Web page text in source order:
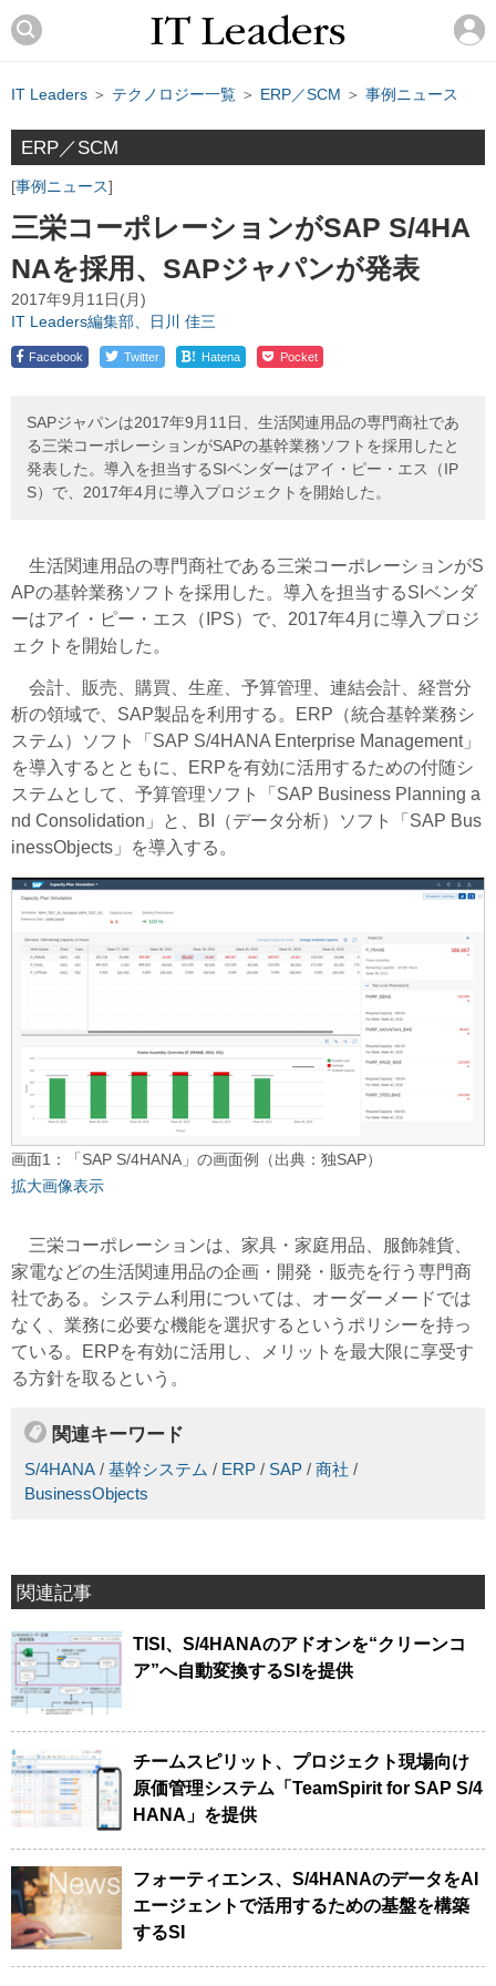
IT Leaders ＞ テクノロジー一覧 ＞ ERP／SCM ＞ 事例ニュース
ERP／SCM
事例ニュース
三栄コーポレーションがSAP S/4HA
NAを採用、SAPジャパンが発表
2017年9月11日(月)
IT Leaders編集部、日川 佳三
Facebook Twitter ! Hatena Pocket
SAPジャパンは2017年9月11日、生活関連用品の専門商社であ
る三栄コーポレーションがSAPの基幹業務ソフトを採用したと
発表した。導入を担当するSIベンダーはアイ・ピー・エス（IP
S）で、2017年4月に導入プロジェクトを開始した。
生活関連用品の専門商社である三栄コーポレーションがS
APの基幹業務ソフトを採用した。導入を担当するSIベンダ
ーはアイ・ピー・エス（IPS）で、2017年4月に導入プロジ
ェクトを開始した。
会計、販売、購買、生産、予算管理、連結会計、経営分
析の領域で、SAP製品を利用する。ERP（統合基幹業務シ
ステム）ソフト「SAP S/4HANA Enterprise Management」
を導入するとともに、ERPを有効に活用するための付随シ
ステムとして、予算管理ソフト「SAP Business Planning a
nd Consolidation」と、BI（データ分析）ソフト「SAP Bus
inessObjects」を導入する。
画面1：「SAP S/4HANA」の画面例（出典：独SAP）
拡大画像表示
三栄コーポレーションは、家具・家庭用品、服飾雑貨、
家電などの生活関連用品の企画・開発・販売を行う専門商
社である。システム利用については、オーダーメードでは
なく、業務に必要な機能を選択するというポリシーを持っ
ている。ERPを有効に活用し、メリットを最大限に享受す
る方針を取るという。
関連キーワード
S/4HANA / 基幹システム / ERP / SAP / 商社 /
BusinessObjects
関連記事
TISI、S/4HANAのアドオンを“クリーンコ
ア”へ自動変換するSIを提供
チームスピリット、プロジェクト現場向け
原価管理システム「TeamSpirit for SAP S/4
HANA」を提供
フォーティエンス、S/4HANAのデータをAI
エージェントで活用するための基盤を構築
するSI